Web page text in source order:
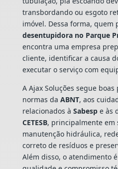
transbordando ou esgoto
imóvel. Dessa forma, quem
desentupidora no Parque
encontra uma empresa
cliente, identificar a causa
executar o serviço com
A Ajax Soluções segue
normas da ABNT, aos
relacionados à Sabespe às
CETESB, principalmente em
manutenção hidráulica,
correto de resíduos e
Além disso, o atendimento